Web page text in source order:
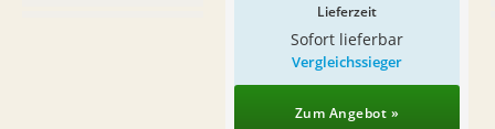
Lieferzeit
Sofort lieferbar
Vergleichssieger
Zum Angebot »